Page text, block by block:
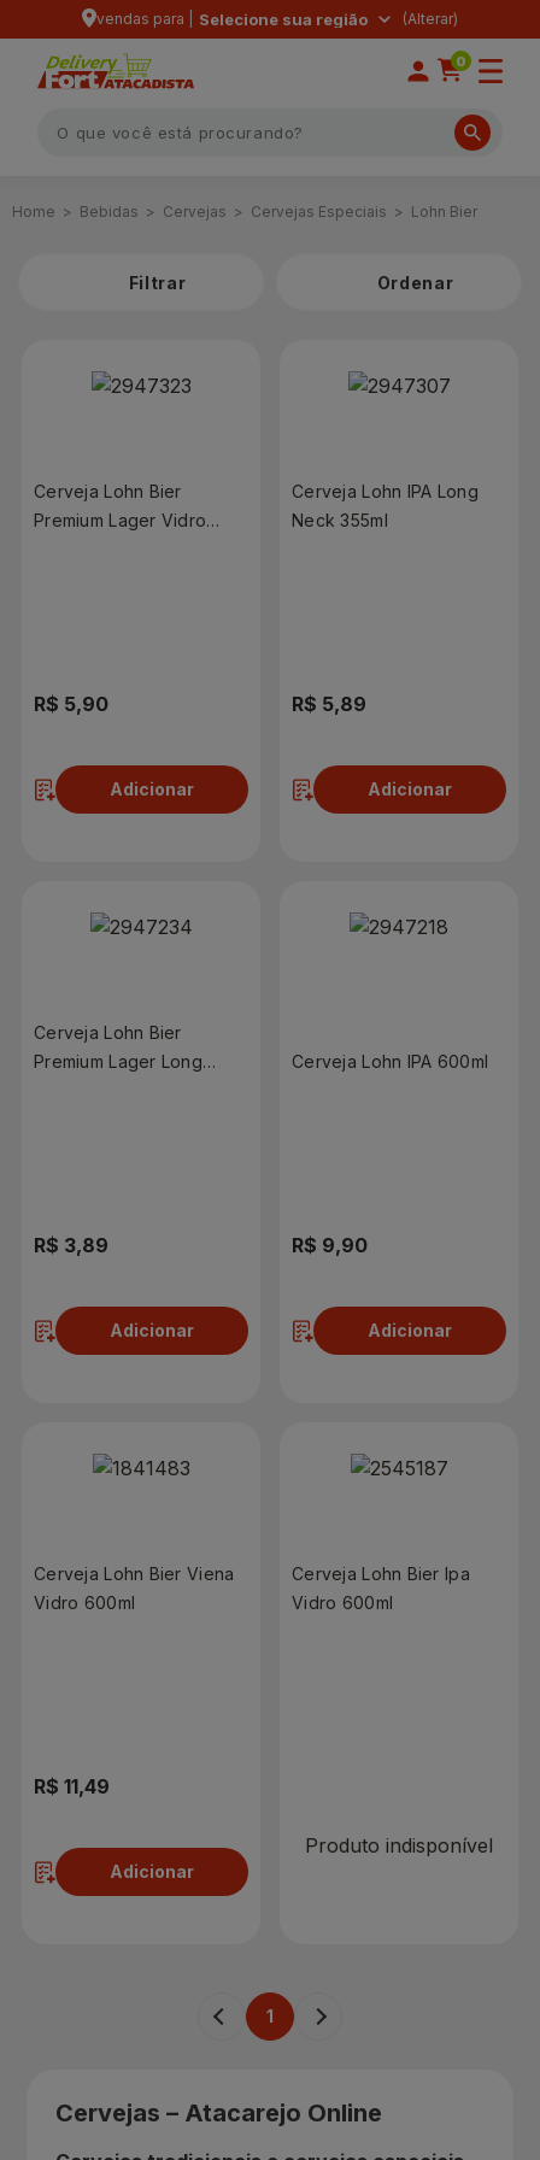
vendas para | Selecione sua região
0
Bebidas Cervejas Cervejas Especiais Lohn Bier
Filtrar
Cerveja Lohn Bier
Premium Lager Vidro
R$ 5,90
Adicionar
Cerveja Lohn IPA Long
Neck 355ml
R$ 5,89
Adicionar
Cerveja Lohn Bier
Premium Lager Long
R$ 3,89
Adicionar
Cerveja Lohn IPA 600ml
R$ 9,90
Adicionar
Cerveja Lohn Bier Viena
Vidro 600ml
R$ 11,49
Adicionar
Cerveja Lohn Bier Ipa
Vidro 600ml
Produto indisponível
1
Cervejas – Atacarejo Online